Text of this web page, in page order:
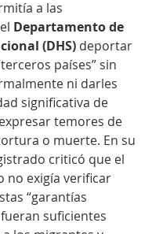
a las
Departamento de
(DHS) deportar
países” sin
ni darles
significativa de
temores de
o muerte. En su
criticó que el
no exigía verificar
“garantías
suficientes